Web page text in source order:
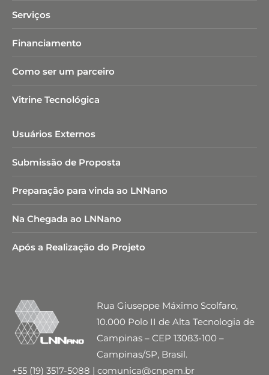
Serviços
Financiamento
Como ser um parceiro
Vitrine Tecnológica
Usuários Externos
Submissão de Proposta
Preparação para vinda ao LNNano
Na Chegada ao LNNano
Após a Realização do Projeto
Rua Giuseppe Máximo Scolfaro,
10.000 Polo II de Alta Tecnologia de
Campinas – CEP 13083-100 –
Campinas/SP, Brasil.
+55 (19) 3517-5088 | comunica@cnpem.br